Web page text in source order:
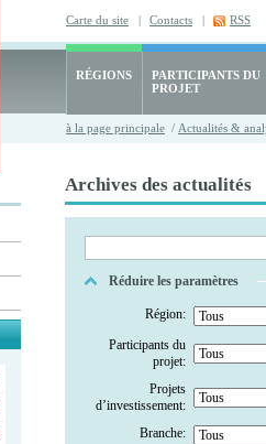
Carte du site | Contacts | RSS
RÉGIONS
PARTICIPANTS DU
PROJET
à la page principale / Actualités &
Archives des actualités
Réduire les paramètres
Région:
Participants du
projet:
Projets
d’investissement:
Branche: